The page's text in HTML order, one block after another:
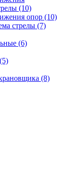
(10)
опор (10)
стрелы (7)
(6)
(8)